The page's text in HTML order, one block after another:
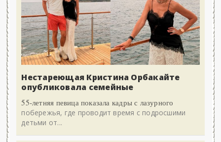
Нестареющая Кристина Орбакайте
опубликовала семейные
55-летняя певица показала кадры с лазурного
побережья, где проводит время с подросшими
детьми от...